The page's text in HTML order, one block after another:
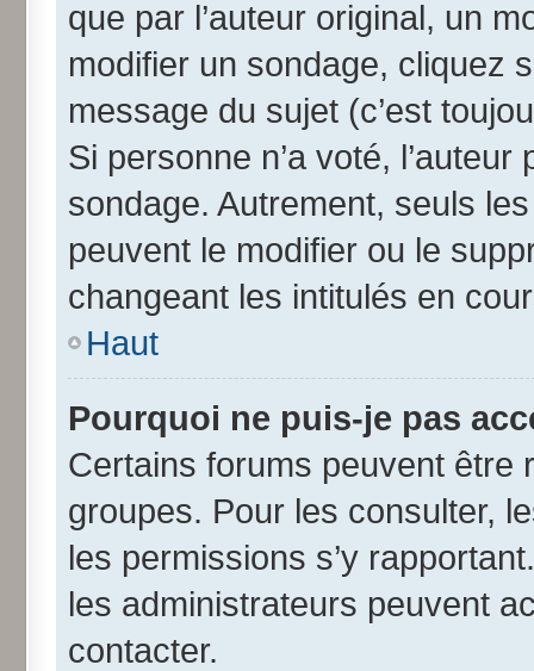
que par l’auteur original, un
modifier un sondage, cliquez
message du sujet (c’est
Si personne n’a voté,
sondage. Autrement, seuls
peuvent le modifier ou le
changeant les intitulés en
Haut
Pourquoi ne puis-je pas
Certains forums peuvent être
groupes. Pour les consulter,
les permissions s’y
les administrateurs peuvent
contacter.